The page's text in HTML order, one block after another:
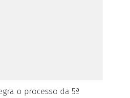
o processo da 5ª